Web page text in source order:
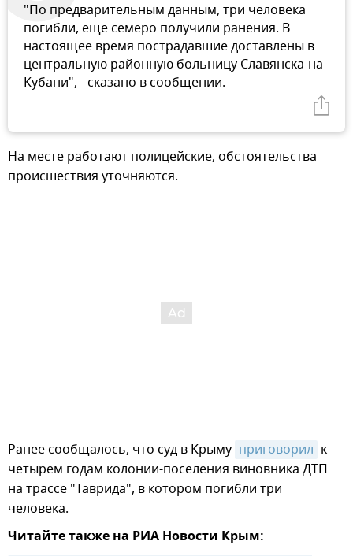
"По предварительным данным, три человека
погибли, еще семеро получили ранения. В
настоящее время пострадавшие доставлены в
центральную районную больницу Славянска-на-
Кубани", - сказано в сообщении.
На месте работают полицейские, обстоятельства
происшествия уточняются.
Ранее сообщалось, что суд в Крыму приговорил к
четырем годам колонии-поселения виновника ДТП
на трассе "Таврида", в котором погибли три
человека.
Читайте также на РИА Новости Крым: